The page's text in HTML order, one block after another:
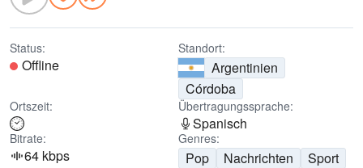
Status:
Offline
Standort:
Argentinien
Córdoba
Ortszeit: Übertragungssprache:
Spanisch
Bitrate:
64 kbps
Genres:
Pop Nachrichten
Sport